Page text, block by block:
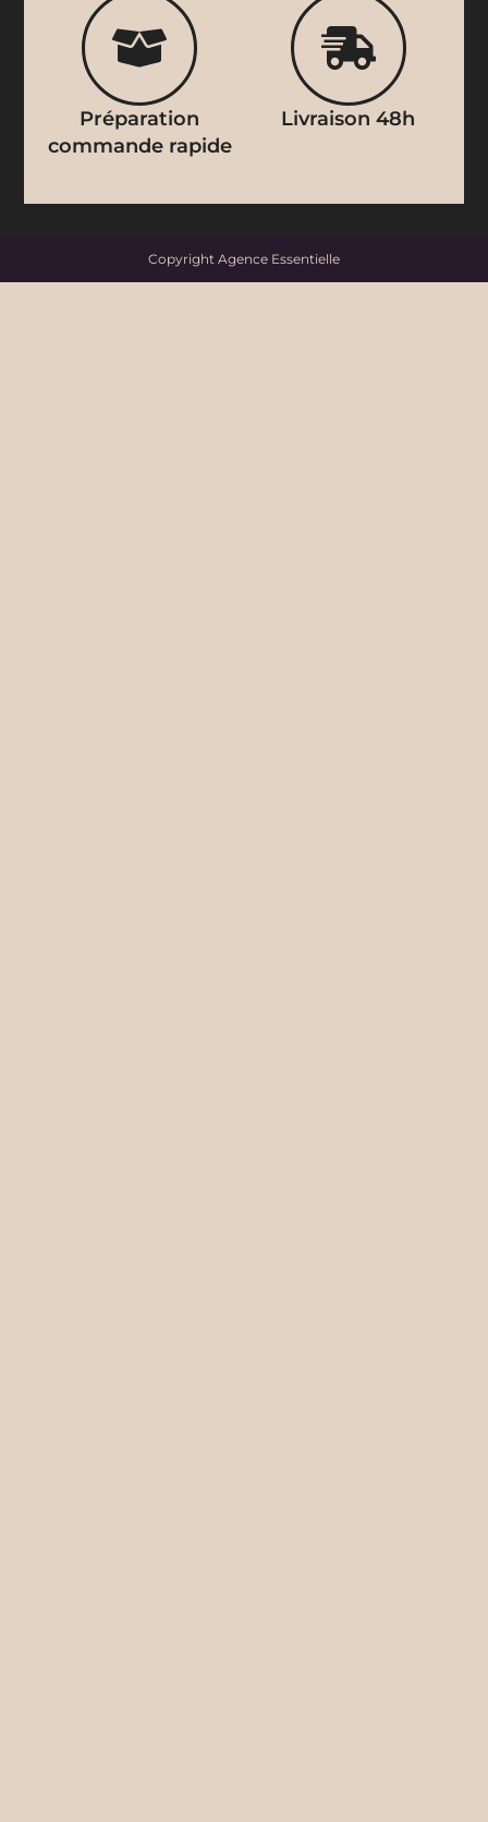
Préparation
commande rapide
Livraison 48h
Copyright Agence Essentielle